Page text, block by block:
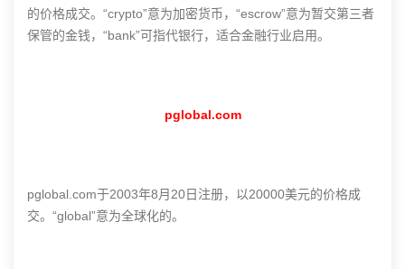
的价格成交。“crypto”意为加密货币，“escrow”意为暂交第三者
保管的金钱，“bank”可指代银行，适合金融行业启用。
pglobal.com
pglobal.com于2003年8月20日注册，以20000美元的价格成
交。“global”意为全球化的。